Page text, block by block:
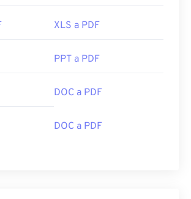
XLS a PDF
PPT a PDF
DOC a PDF
DOC a PDF